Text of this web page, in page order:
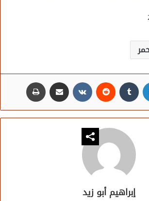
لينكدإن مشاركة عبر البريد
إبراهيم أبو زيد